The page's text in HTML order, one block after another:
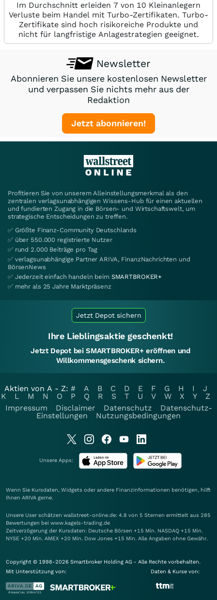
Im Durchschnitt erleiden 7 von 10 Kleinanlegern
Verluste beim Handel mit Turbo-Zertifikaten. Turbo-
Zertifikate sind hoch risikoreiche Produkte und
nicht für langfristige Anlagestrategien geeignet.
Newsletter
Abonnieren Sie unsere kostenlosen Newsletter
und verpassen Sie nichts mehr aus der
Redaktion
Jetzt abonnieren!
Profitieren Sie von unserem Alleinstellungsmerkmal als den
zentralen verlagsunabhängigen Wissens-Hub für einen aktuellen
und fundierten Zugang in die Börsen- und Wirtschaftswelt, um
strategische Entscheidungen zu treffen.
✅ Größte Finanz-Community Deutschlands
✅ über 550.000 registrierte Nutzer
✅ rund 2.000 Beiträge pro Tag
✅ verlagsunabhängige Partner ARIVA, FinanzNachrichten und
BörsenNews
✅ Jederzeit einfach handeln beim SMARTBROKER+
✅ mehr als 25 Jahre Marktpräsenz
Jetzt Depot sichern
Ihre Lieblingsaktie geschenkt!
Jetzt Depot bei SMARTBROKER+ eröffnen und
Willkommensgeschenk sichern.
Aktien von A - Z: # A B C D E F G H I
J
K
L M N O P Q R S T U V W X Y
Z
Impressum
Disclaimer Datenschutz
Datenschutz-
Einstellungen
Nutzungsbedingungen
Unsere Apps:
Wenn Sie Kursdaten, Widgets oder andere Finanzinformationen benötigen, hilft
Ihnen ARIVA gerne.
Unsere User schätzen wallstreet-online.de: 4.8 von 5 Sternen ermittelt aus 285
Bewertungen bei www.kagels-trading.de
Zeitverzögerung der Kursdaten: Deutsche Börsen +15 Min. NASDAQ +15 Min.
NYSE +20 Min. AMEX +20 Min. Dow Jones +15 Min. Alle Angaben ohne Gewähr.
Copyright © 1998-2026 Smartbroker Holding AG - Alle Rechte vorbehalten.
Mit Unterstützung von:
Daten & Kurse von: